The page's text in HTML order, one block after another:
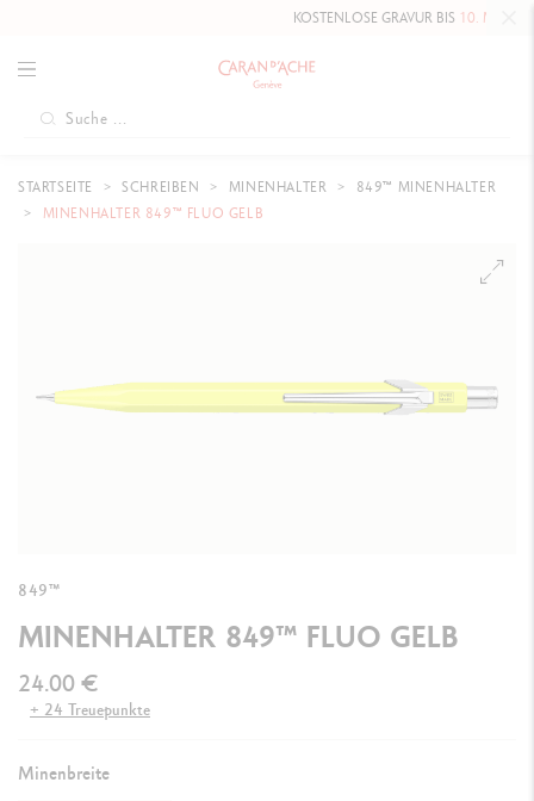
KOSTENLOSE GRAVUR BIS10. MAI 2026 AUF DIE
STARTSEITE SCHREIBEN MINENHALTER
849™ MINENHALTER
MINENHALTER 849™ FLUO GELB
849™
MINENHALTER 849™ FLUO GELB
24.00 €
+ 24 Treuepunkte
Minenbreite